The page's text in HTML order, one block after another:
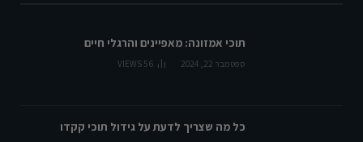
תוכי אמזונה: מאפיינים והרגלי חיים
ספטמבר 22, 2024 56
VIEWS
כל מה שצריך לדעת על גידול תוכי קקדו